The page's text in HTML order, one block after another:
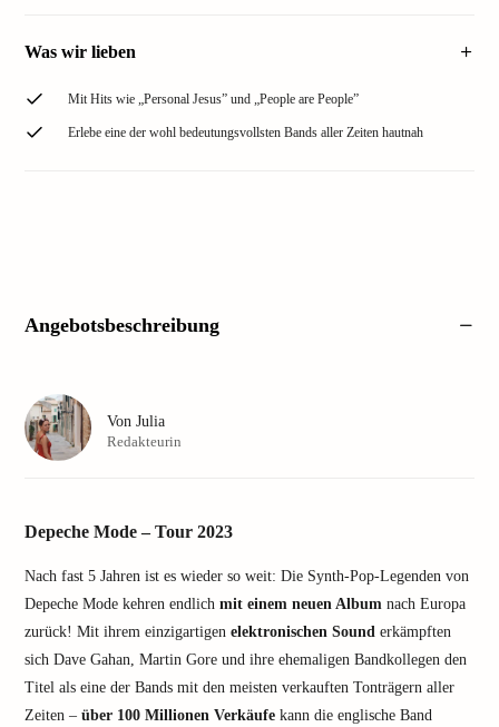
Was wir lieben
Mit Hits wie „Personal Jesus” und „People are People”
Erlebe eine der wohl bedeutungsvollsten Bands aller Zeiten hautnah
Angebotsbeschreibung
Depeche Mode – Tour 2023
Nach fast 5 Jahren ist es wieder so weit: Die Synth-Pop-Legenden von
Depeche Mode kehren endlich mit einem neuen Album nach Europa
zurück! Mit ihrem einzigartigen elektronischen Sound erkämpften
sich Dave Gahan, Martin Gore und ihre ehemaligen Bandkollegen den
Titel als eine der Bands mit den meisten verkauften Tonträgern aller
Zeiten – über 100 Millionen Verkäufe kann die englische Band
Von Julia
Redakteurin